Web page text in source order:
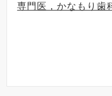
専門医，かなもり歯